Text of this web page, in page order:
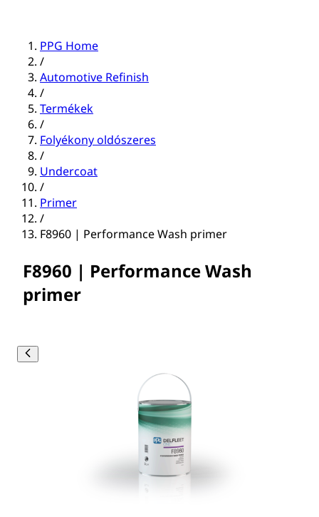
PPG Home
/
Automotive Refinish
/
Termékek
/
Folyékony oldószeres
/
Undercoat
/
Primer
/
F8960 | Performance Wash primer
F8960 | Performance Wash
primer